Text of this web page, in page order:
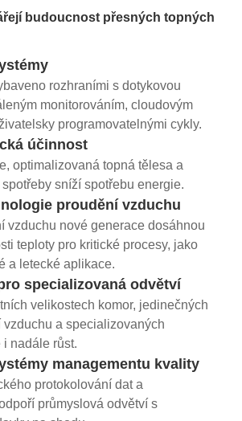
budoucnost přesných topných
rozhraními s dotykovou
monitorováním, cloudovým
programovatelnými cykly.
účinnost
optimalizovaná topná tělesa a
sníží spotřebu energie.
proudění vzduchu
vzduchu nové generace dosáhnou
teploty pro kritické procesy, jako
a letecké aplikace.
specializovaná odvětví
velikostech komor, jedinečných
a specializovaných
nadále růst.
managementu kvality
protokolování dat a
průmyslová odvětví s